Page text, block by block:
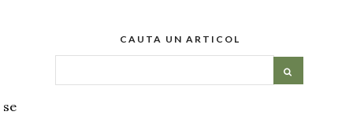
CAUTA UN ARTICOL